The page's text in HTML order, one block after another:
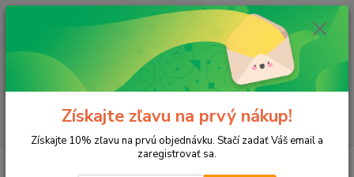
Menu
(Po-Pia, 8-17 hod.)
ks
za0 €
Rýchlospojka RN 3/4" vnz ULTRA
Získajte zľavu na prvý nákup!
Získajte 10% zľavu na prvú objednávku. Stačí zadať Váš email a
zaregistrovať sa.